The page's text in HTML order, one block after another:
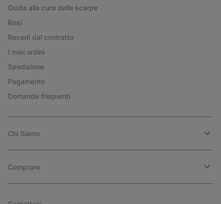
Guida alla cura delle scarpe
Resi
Recedi dal contratto
I miei ordini
Spedizione
Pagamento
Domande frequenti
Chi Siamo
Comprare